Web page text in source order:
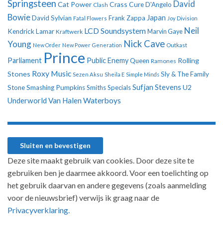
Springsteen Cat Power Clash Crass CureD'Angelo David
BowieDavid Sylvian Fatal Flowers Frank Zappa Japan Joy Division
Kendrick Lamar Kraftwerk LCD Soundsystem Marvin Gaye Neil
Young New Order New Power Generation Nick Cave Outkast
Parliament Prince Public EnemyQueen Ramones Rolling
Stones Roxy Music Sezen Aksu Sheila E Simple Minds Sly & The Family
StoneSmashing PumpkinsSmithsSpecialsSufjan Stevens U2
Underworld Van Halen Waterboys
Deze site maakt gebruik van cookies. Door deze site te
gebruiken ben je daarmee akkoord. Voor een toelichting op
het gebruik daarvan en andere gegevens (zoals aanmelding
voor de nieuwsbrief) verwijs ik graag naar de
Privacyverklaring.